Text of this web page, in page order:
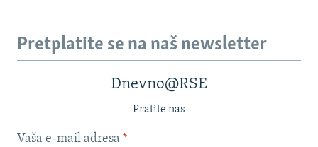
Pretplatite se na naš newsletter
Dnevno@RSE
Pratite nas
Vaša e-mail adresa *